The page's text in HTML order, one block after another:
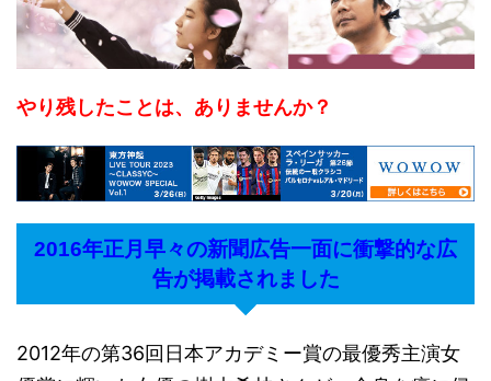
やり残したことは、ありませんか？
2016年正月早々の新聞広告一面に衝撃的な広
告が掲載されました
2012年の第36回日本アカデミー賞の最優秀主演女